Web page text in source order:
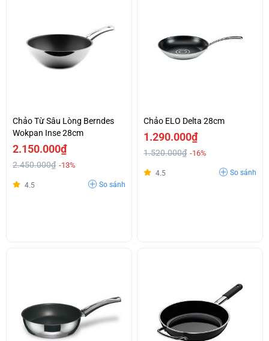
Chảo Từ Sâu Lòng Berndes
Wokpan Inse 28cm
2.150.000₫
2.450.000₫ -13%
4.5 So sánh
Chảo ELO Delta 28cm
1.290.000₫
1.520.000₫ -16%
4.5 So sánh